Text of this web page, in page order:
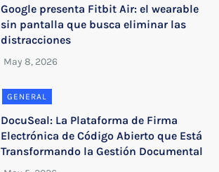
Google presenta Fitbit Air: el wearable
sin pantalla que busca eliminar las
distracciones
GENERAL
DocuSeal: La Plataforma de Firma
Electrónica de Código Abierto que Está
Transformando la Gestión Documental